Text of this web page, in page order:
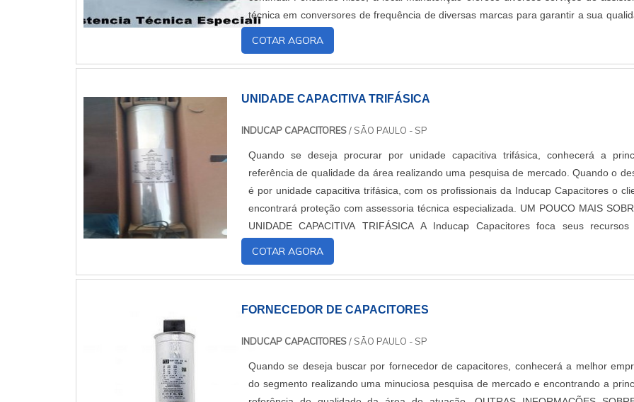
técnica em conversores de frequência de diversas marcas para garantir a sua
e durabilidade. Ma...
COTAR AGORA
UNIDADE CAPACITIVA TRIFÁSICA
INDUCAP CAPACITORES/ SÃO PAULO - SP
Quando se deseja procurar por unidade capacitiva trifásica, conhecerá a
referência de qualidade da área realizando uma pesquisa de mercado. Quando o
é por unidade capacitiva trifásica, com os profissionais da Inducap Capacitores o
encontrará proteção com assessoria técnica especializada. UM POUCO MAIS SOBRE A
UNIDADE CAPACITIVA TRIFÁSICA A Inducap Capacitores foca seus recursos em
proporcionar uma estrutura co...
COTAR AGORA
FORNECEDOR DE CAPACITORES
INDUCAP CAPACITORES/ SÃO PAULO - SP
Quando se deseja buscar por fornecedor de capacitores, conhecerá a melhor
do segmento realizando uma minuciosa pesquisa de mercado e encontrando a